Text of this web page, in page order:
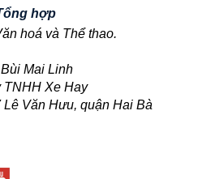
hợp
hoá và Thể thao.
Mai Linh
TNHH Xe Hay
Văn Hưu, quận Hai Bà